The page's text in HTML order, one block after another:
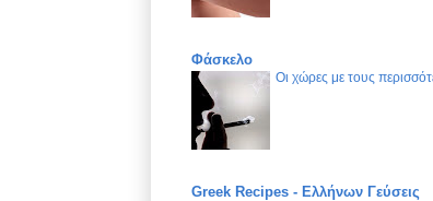
Φάσκελο
Οι χώρες με τους
Greek Recipes - Ελλήνων Γεύσεις